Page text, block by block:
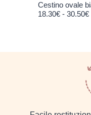
Cestino ovale
18.30€ - 30.50€